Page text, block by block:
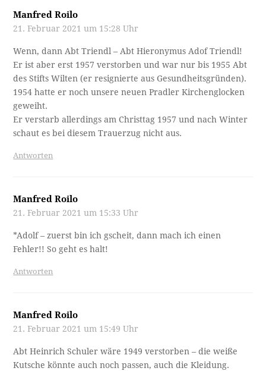
Manfred Roilo
21. Februar 2021 um 15:28 Uhr
Wenn, dann Abt Triendl – Abt Hieronymus Adof Triendl!
Er ist aber erst 1957 verstorben und war nur bis 1955 Abt
des Stifts Wilten (er resignierte aus Gesundheitsgründen).
1954 hatte er noch unsere neuen Pradler Kirchenglocken
geweiht.
Er verstarb allerdings am Christtag 1957 und nach Winter
schaut es bei diesem Trauerzug nicht aus.
Antworten
Manfred Roilo
21. Februar 2021 um 15:33 Uhr
*Adolf – zuerst bin ich gscheit, dann mach ich einen
Fehler!! So geht es halt!
Antworten
Manfred Roilo
21. Februar 2021 um 15:49 Uhr
Abt Heinrich Schuler wäre 1949 verstorben – die weiße
Kutsche könnte auch noch passen, auch die Kleidung.